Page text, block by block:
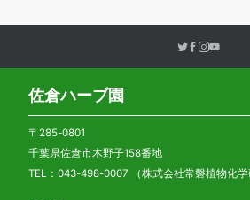
佐倉ハーブ園
〒285-0801
千葉県佐倉市木野子158番地
TEL：043-498-0007 （株式会社常磐植物化学